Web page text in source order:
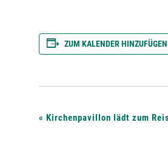
ZUM KALENDER HINZUFÜGEN
V
« Kirchenpavillon lädt zum